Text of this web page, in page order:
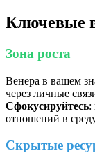
Ключевые
Зона роста
Венера в вашем
через личные
Сфокусируйтесь:
отношений в
Скрытые